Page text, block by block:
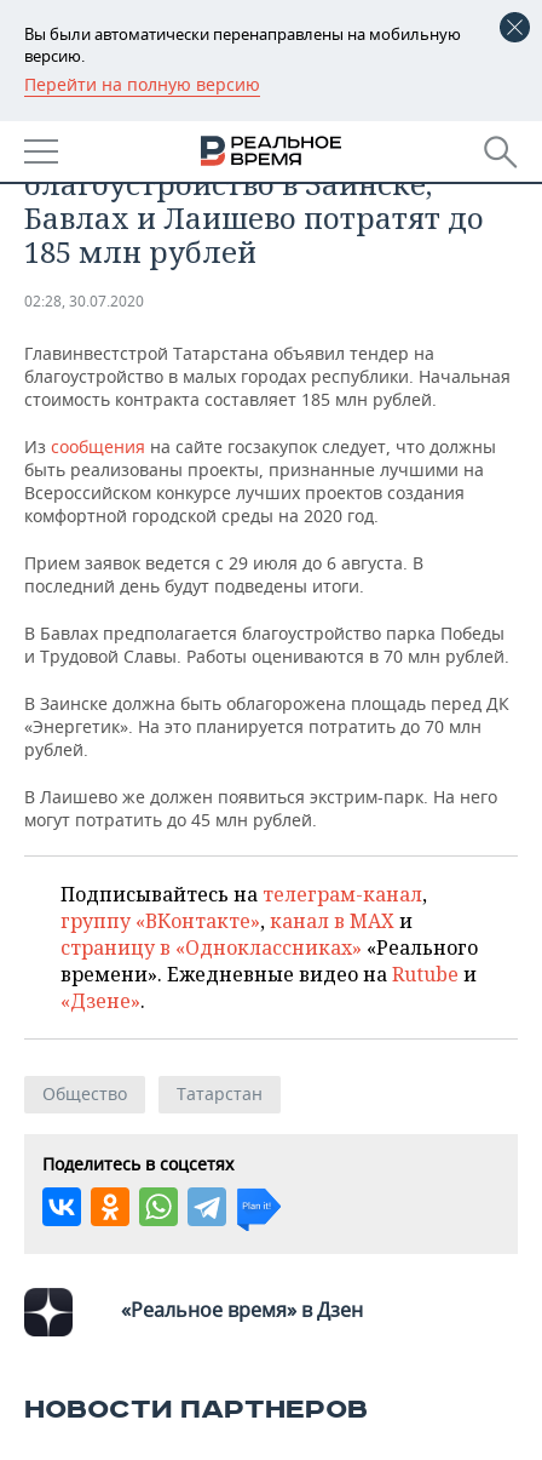
Вы были автоматически перенаправлены на мобильную
версию.
Перейти на полную версию
РЕГИОНЫ
БАШКОРТОСТАН
ТАТАРСТАН
УДМУРТИЯ
НОВОСТИ
АНАЛИТИКА
НОВОСТИ АНАЛИТИКИ
ДЕКЛАРАЦИИ О ДОХОДАХ
КОРОЛИ ГОСЗАКАЗА ПФО
КОМУ ПРИНАДЛЕЖАТ
ТОРГОВЫЕ ЦЕНТРЫ
ТАТАРСТАНА
ЭКОНОМИКА
НОВОСТИ ЭКОНОМИКИ
ФИНАНСЫ
БЮДЖЕТ
ИНВЕСТИЦИИ
ПРОМЫШЛЕННОСТЬ
НОВОСТИ
ПРОМЫШЛЕННОСТИ
АГРОПРОМ
МАШИНОСТРОЕНИЕ
ОПК
ЭНЕРГЕТИКА
НЕДВИЖИМОСТЬ
НОВОСТИ АВТО
БИЗНЕС
НОВОСТИ БИЗНЕСА
РОЗНИЧНАЯ ТОРГОВЛЯ
ТРАНСПОРТ
УСЛУГИ
ТЕХНОЛОГИИ
НОВОСТИ ТЕХНОЛОГИЙ
IT
МЕДИА
ТЕЛЕКОММУНИКАЦИИ
МЕРОПРИЯТИЯ
НОВОСТИ МЕРОПРИЯТИЙ
ВЫЕЗДНАЯ РЕДАКЦИЯ
БИЗНЕС-БРАНЧИ
ONLINE-КОНФЕРЕНЦИИ
СПОРТ
НОВОСТИ СПОРТА
ФУТБОЛ
ХОККЕЙ
ВОЛЕЙБОЛ
КИБЕРСПОРТ
ФИГУРНОЕ КАТАНИЕ
ВОДНЫЕ ВИДЫ СПОРТА
ОБЩЕСТВО
НОВОСТИ ОБЩЕСТВА
ВЛАСТЬ
ИСТОРИЯ
КУЛЬТУРА
МЕДИЦИНА
ОБРАЗОВАНИЕ
ФОТОГАЛЕРЕЯ
СЮЖЕТЫ
СПИСОК ПЕРСОН
СПИСОК КОМПАНИЙ
ПОЛНАЯ ВЕРСИЯ
В Татарстане на
благоустройство в Заинске,
Бавлах и Лаишево потратят до
185 млн рублей
02:28, 30.07.2020
Главинвестстрой Татарстана объявил тендер на
благоустройство в малых городах республики. Начальная
стоимость контракта составляет 185 млн рублей.
Из сообщения на сайте госзакупок следует, что должны
быть реализованы проекты, признанные лучшими на
Всероссийском конкурсе лучших проектов создания
комфортной городской среды на 2020 год.
Прием заявок ведется с 29 июля до 6 августа. В
последний день будут подведены итоги.
В Бавлах предполагается благоустройство парка Победы
и Трудовой Славы. Работы оцениваются в 70 млн рублей.
В Заинске должна быть облагорожена площадь перед ДК
«Энергетик». На это планируется потратить до 70 млн
рублей.
В Лаишево же должен появиться экстрим-парк. На него
могут потратить до 45 млн рублей.
Подписывайтесь на телеграм-канал,
группу «ВКонтакте»,канал в MAXи
страницу в «Одноклассниках» «Реального
времени». Ежедневные видео наRutube и
«Дзене».
Общество Татарстан
Поделитесь в соцсетях
«Реальное время» в Дзен
НОВОСТИ ПАРТНЕРОВ